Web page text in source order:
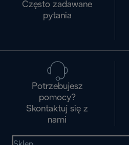
Często zadawane
pytania
Potrzebujesz
pomocy?
Skontaktuj się z
nami